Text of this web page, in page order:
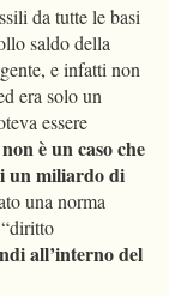
da tutte le basi
saldo della
e infatti non
era solo un
essere
non è un caso che
un miliardo di
una norma
all’interno del